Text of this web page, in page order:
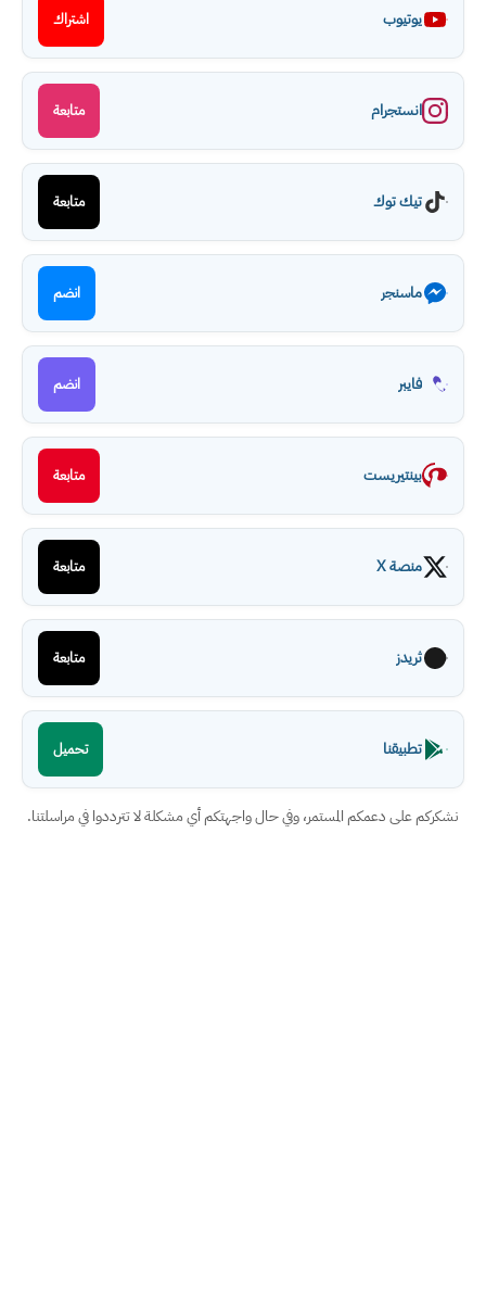
يوتيوب اشتراك
انستجرام متابعة
تيك توك متابعة
ماسنجر انضم
فايبر انضم
بينتيريست متابعة
منصة X متابعة
ثريدز متابعة
تطبيقنا تحميل
نشكركم على دعمكم المستمر، وفي حال واجهتكم أي مشكلة لا تترددوا في مراسلتنا.